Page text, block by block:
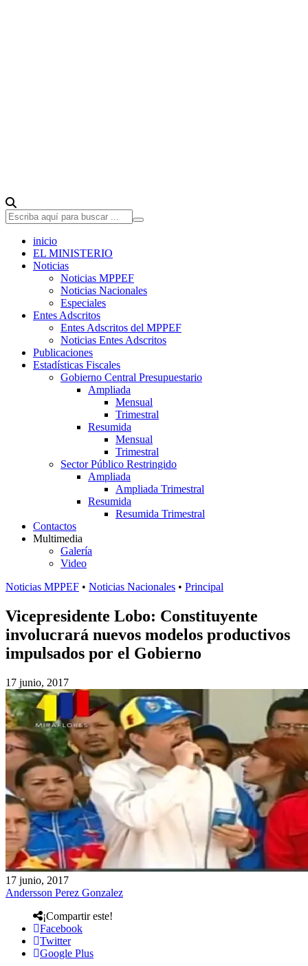
inicio
EL MINISTERIO
Noticias
Noticias MPPEF
Noticias Nacionales
Especiales
Entes Adscritos
Entes Adscritos del MPPEF
Noticias Entes Adscritos
Publicaciones
Estadísticas Fiscales
Gobierno Central Presupuestario
Ampliada
Mensual
Trimestral
Resumida
Mensual
Trimestral
Sector Público Restringido
Ampliada
Ampliada Trimestral
Resumida
Resumida Trimestral
Contactos
Multimedia
Galería
Video
Noticias MPPEF • Noticias Nacionales • Principal
Vicepresidente Lobo: Constituyente
involucrará nuevos modelos productivos
impulsados por el Gobierno
17 junio, 2017
17 junio, 2017
Andersson Perez Gonzalez
¡Compartir este!
Facebook
Twitter
Google Plus